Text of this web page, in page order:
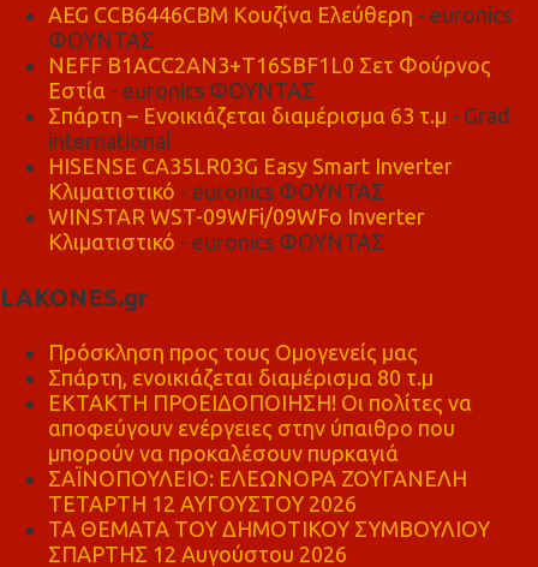
AEG CCB6446CBM Κουζίνα Ελεύθερη - euronics
ΦΟΥΝΤΑΣ
NEFF B1ACC2AN3+T16SBF1L0 Σετ Φούρνος
Εστία - euronics ΦΟΥΝΤΑΣ
Σπάρτη – Ενοικιάζεται διαμέρισμα 63 τ.μ - Grad
international
HISENSE CA35LR03G Easy Smart Inverter
Κλιματιστικό - euronics ΦΟΥΝΤΑΣ
WINSTAR WST-09WFi/09WFo Inverter
Κλιματιστικό - euronics ΦΟΥΝΤΑΣ
LAKONES.gr
Πρόσκληση προς τους Ομογενείς μας
Σπάρτη, ενοικιάζεται διαμέρισμα 80 τ.μ
ΕΚΤΑΚΤΗ ΠΡΟΕΙΔΟΠΟΙΗΣΗ! Οι πολίτες να
αποφεύγουν ενέργειες στην ύπαιθρο που
μπορούν να προκαλέσουν πυρκαγιά
ΣΑΪΝΟΠΟΥΛΕΙΟ: ΕΛΕΩΝΟΡΑ ΖΟΥΓΑΝΕΛΗ
ΤΕΤΑΡΤΗ 12 ΑΥΓΟΥΣΤΟΥ 2026
ΤΑ ΘΕΜΑΤΑ ΤΟΥ ΔΗΜΟΤΙΚΟΥ ΣΥΜΒΟΥΛΙΟΥ
ΣΠΑΡΤΗΣ 12 Αυγούστου 2026